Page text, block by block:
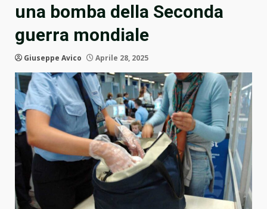
una bomba della Seconda
guerra mondiale
Giuseppe Avico Aprile 28, 2025